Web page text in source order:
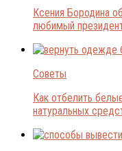
Ксения Бородина
любимый
Советы
Как отбелить
натуральных